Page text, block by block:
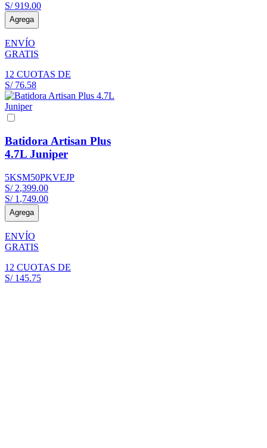
S/ 919.00
Agrega
ENVÍO
GRATIS
12 CUOTAS DE
S/ 76.58
Batidora Artisan Plus
4.7L Juniper
5KSM50PKVEJP
S/ 2,399.00
S/ 1 ,749.00
Agrega
ENVÍO
GRATIS
12 CUOTAS DE
S/ 145.75